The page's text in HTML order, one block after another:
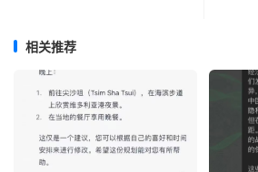
相关推荐